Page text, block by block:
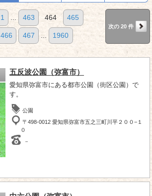
1 ... 463 464 465
466 467 ... 1960
次の 20 件
五反波公園（弥富市）
愛知県弥富市にある都市公園（街区公園）で
す。
公園
〒498-0012 愛知県弥富市五之三町川平２００−１
０
－